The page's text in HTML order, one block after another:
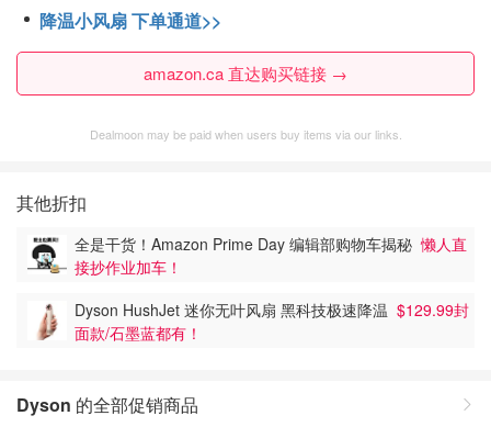
降温小风扇 下单通道>>
amazon.ca 直达购买链接 →
Dealmoon may be paid when users buy items via our links.
其他折扣
全是干货！Amazon Prime Day 编辑部购物车揭秘懒人直
接抄作业加车！
Dyson HushJet 迷你无叶风扇 黑科技极速降温 $129.99封
面款/石墨蓝都有！
Dyson 的全部促销商品